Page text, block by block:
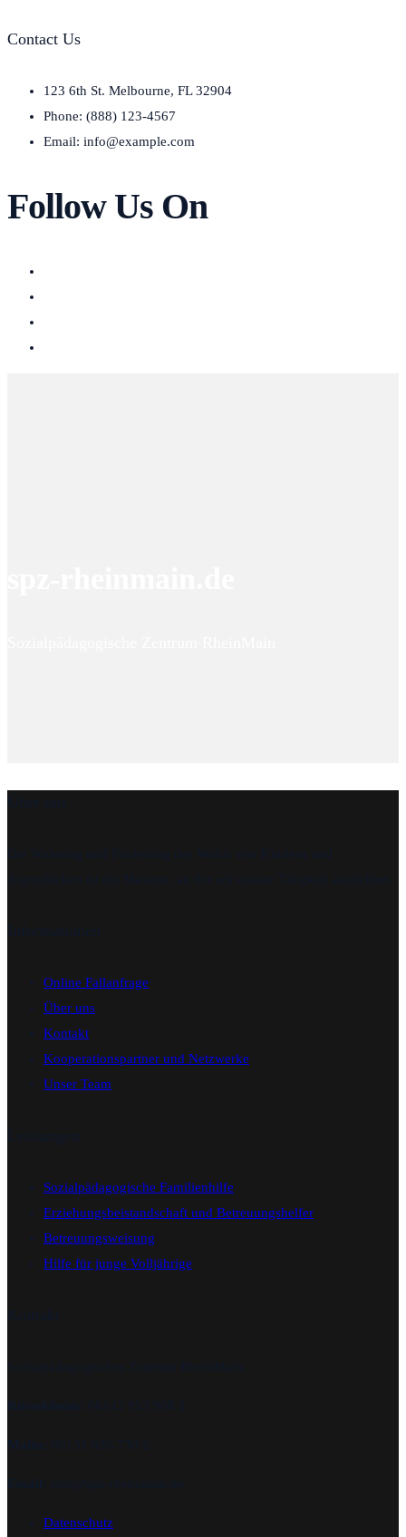
Contact Us
123 6th St. Melbourne, FL 32904
Phone: (888) 123-4567
Email: info@example.com
Follow Us On
Online Fallanfrage
Über uns
Kontakt
Kooperationspartner und Netzwerke
Unser Team
Sozialpädagogische Familienhilfe
Erziehungsbeistandschaft und Betreuungshelfer
Betreuungsweisung
Hilfe für junge Volljährige
Sozialpädagogisches Zentrum RheinMain.
Rüsselsheim: 06142 953 908 2
Mainz : 06131 636 730 2
Datenschutz